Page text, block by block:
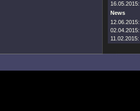
16.05.2015:
News
12.06.2015:
02.04.2015:
11.02.2015: